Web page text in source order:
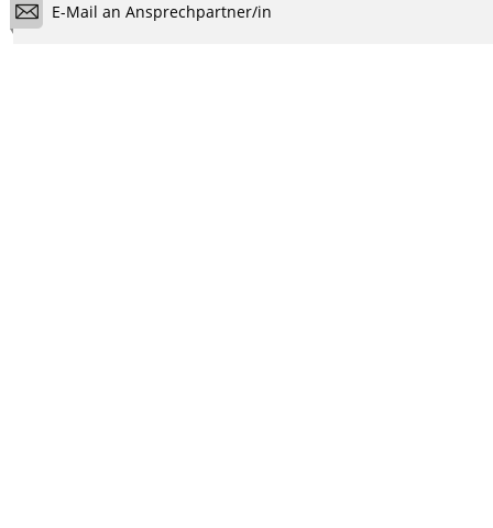
E-Mail an Ansprechpartner/in